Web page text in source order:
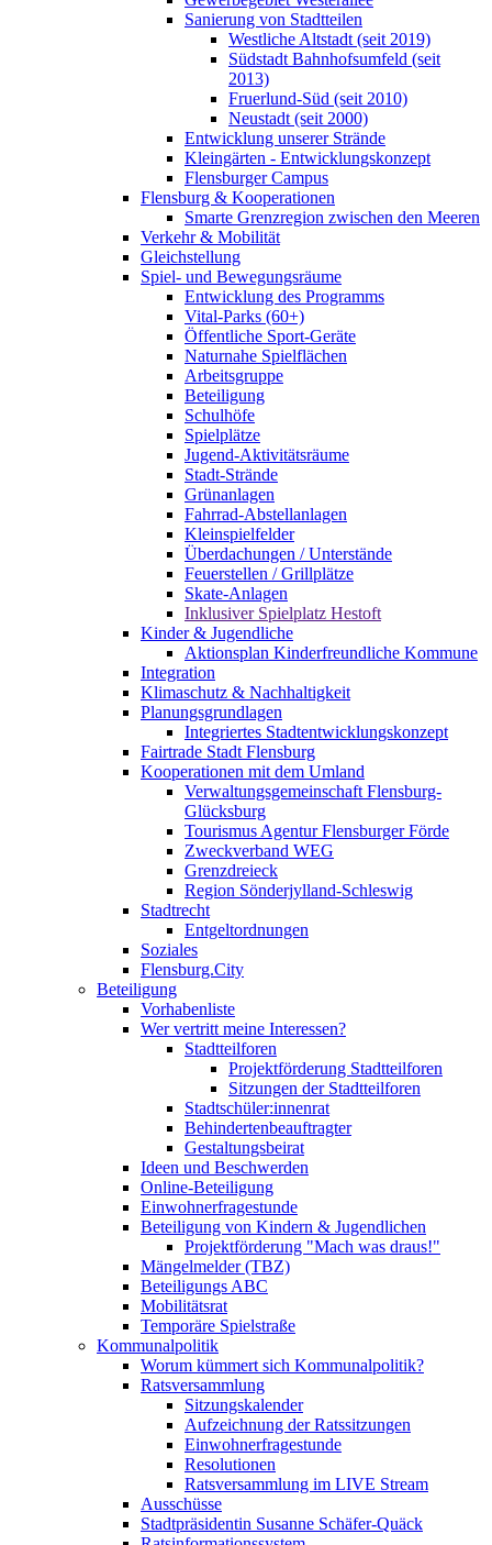
Sanierung von Stadtteilen
Westliche Altstadt (seit 2019)
Südstadt Bahnhofsumfeld (seit
2013)
Fruerlund-Süd (seit 2010)
Neustadt (seit 2000)
Entwicklung unserer Strände
Kleingärten - Entwicklungskonzept
Flensburger Campus
Flensburg & Kooperationen
Smarte Grenzregion zwischen den Meeren
Verkehr & Mobilität
Gleichstellung
Spiel- und Bewegungsräume
Entwicklung des Programms
Vital-Parks (60+)
Öffentliche Sport-Geräte
Naturnahe Spielflächen
Arbeitsgruppe
Beteiligung
Schulhöfe
Spielplätze
Jugend-Aktivitätsräume
Stadt-Strände
Grünanlagen
Fahrrad-Abstellanlagen
Kleinspielfelder
Überdachungen / Unterstände
Feuerstellen / Grillplätze
Skate-Anlagen
Inklusiver Spielplatz Hestoft
Kinder & Jugendliche
Aktionsplan Kinderfreundliche Kommune
Integration
Klimaschutz & Nachhaltigkeit
Planungsgrundlagen
Integriertes Stadtentwicklungskonzept
Fairtrade Stadt Flensburg
Kooperationen mit dem Umland
Verwaltungsgemeinschaft Flensburg-
Glücksburg
Tourismus Agentur Flensburger Förde
Zweckverband WEG
Grenzdreieck
Region Sönderjylland-Schleswig
Stadtrecht
Entgeltordnungen
Soziales
Flensburg.City
Beteiligung
Vorhabenliste
Wer vertritt meine Interessen?
Stadtteilforen
Projektförderung Stadtteilforen
Sitzungen der Stadtteilforen
Stadtschüler:innenrat
Behindertenbeauftragter
Gestaltungsbeirat
Ideen und Beschwerden
Online-Beteiligung
Einwohnerfragestunde
Beteiligung von Kindern & Jugendlichen
Projektförderung "Mach was draus!"
Mängelmelder (TBZ)
Beteiligungs ABC
Mobilitätsrat
Temporäre Spielstraße
Kommunalpolitik
Worum kümmert sich Kommunalpolitik?
Ratsversammlung
Sitzungskalender
Aufzeichnung der Ratssitzungen
Einwohnerfragestunde
Resolutionen
Ratsversammlung im LIVE Stream
Ausschüsse
Stadtpräsidentin Susanne Schäfer-Quäck